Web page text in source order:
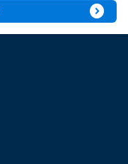
expand_circle_right